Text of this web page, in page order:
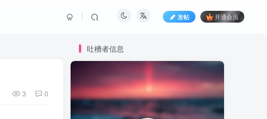
发帖 开通会员
3 0
吐槽者信息